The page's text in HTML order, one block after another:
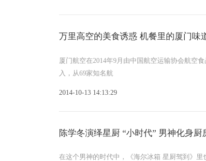
万里高空的美食诱惑 机餐里的厦门味
厦门航空在2014年9月由中国航空运输协会航空
入，从69家知名航
2014-10-13 14:13:29
陈学冬演绎星厨 “小时代” 男神化身厨
在这个男神的时代中，《海尔冰箱 星厨驾到》